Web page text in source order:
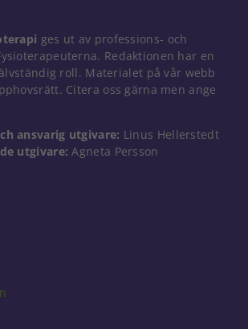
ges ut av professions- och
Redaktionen har en
roll. Materialet på vår webb
Citera oss gärna men ange
ansvarig utgivare: Linus Hellerstedt
utgivare: Agneta Persson
Nödvändiga
Dessa kakor